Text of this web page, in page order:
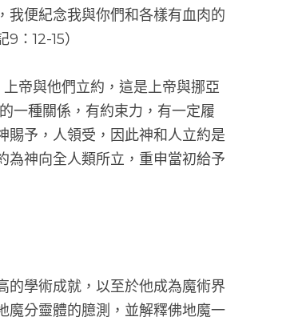
在雲彩中，我便紀念我與你們和各樣有血肉的
」（創世記9：12-15）
下來後，上帝與他們立約，這是上帝與挪亞
同意締結的一種關係，有約束力，有一定履行
造物，神賜予，人領受，因此神和人立約是神
挪亞之約為神向全人類所立，重申當初給予亞
，也有極高的學術成就，以至於他成為魔術界
述他對佛地魔分靈體的臆測，並解釋佛地魔一